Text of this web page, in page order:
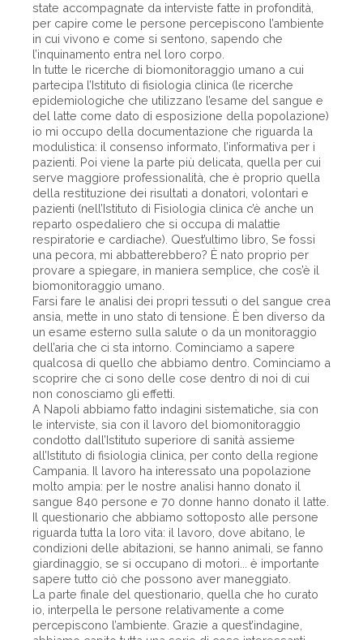
state accompagnate da interviste fatte in profondità,
per capire come le persone percepiscono l’ambiente
in cui vivono e come si sentono, sapendo che
l’inquinamento entra nel loro corpo.
In tutte le ricerche di biomonitoraggio umano a cui
partecipa l’Istituto di fisiologia clinica (le ricerche
epidemiologiche che utilizzano l’esame del sangue e
del latte come dato di esposizione della popolazione)
io mi occupo della documentazione che riguarda la
modulistica: il consenso informato, l’informativa per i
pazienti. Poi viene la parte più delicata, quella per cui
serve maggiore professionalità, che è proprio quella
della restituzione dei risultati a donatori, volontari e
pazienti (nell’Istituto di Fisiologia clinica c’è anche un
reparto ospedaliero che si occupa di malattie
respiratorie e cardiache). Quest’ultimo libro, Se fossi
una pecora, mi abbatterebbero? È nato proprio per
provare a spiegare, in maniera semplice, che cos’è il
biomonitoraggio umano.
Farsi fare le analisi dei propri tessuti o del sangue crea
ansia, mette in uno stato di tensione. È ben diverso da
un esame esterno sulla salute o da un monitoraggio
dell’aria che ci sta intorno. Cominciamo a sapere
qualcosa di quello che abbiamo dentro. Cominciamo a
scoprire che ci sono delle cose dentro di noi di cui
non conosciamo gli effetti.
A Napoli abbiamo fatto indagini sistematiche, sia con
le interviste, sia con il lavoro del biomonitoraggio
condotto dall’Istituto superiore di sanità assieme
all’Istituto di fisiologia clinica, per conto della regione
Campania. Il lavoro ha interessato una popolazione
molto ampia: per le nostre analisi hanno donato il
sangue 840 persone e 70 donne hanno donato il latte.
Il questionario che abbiamo sottoposto alle persone
riguarda tutta la loro vita: il lavoro, dove abitano, le
condizioni delle abitazioni, se hanno animali, se fanno
giardinaggio, se si occupano di motori... è importante
sapere tutto ciò che possono aver maneggiato.
La parte finale del questionario, quella che ho curato
io, interpella le persone relativamente a come
percepiscono l’ambiente. Grazie a quest’indagine,